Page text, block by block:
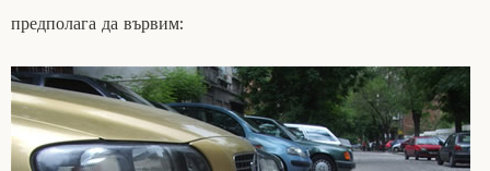
предполага да вървим: